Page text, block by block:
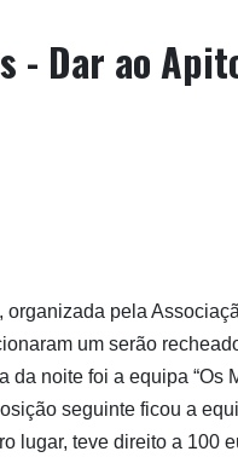
- Dar ao
organizada pela
um serão
da noite foi a equipa “Os
seguinte ficou a
lugar, teve direito a 100